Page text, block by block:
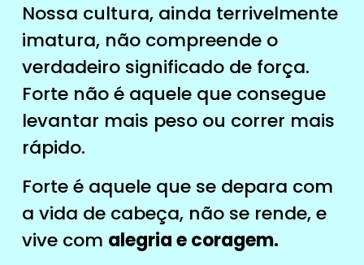
Nossa cultura, ainda terrivelmente
imatura, não compreende o
verdadeiro significado de força.
Forte não é aquele que consegue
levantar mais peso ou correr mais
rápido.
Forte é aquele que se depara com
a vida de cabeça, não se rende, e
vive com alegria e coragem.